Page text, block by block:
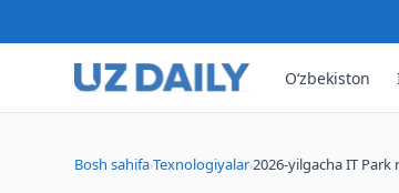
O‘zbekiston
Bosh sahifa›Texnologiyalar›2026-yilgacha IT